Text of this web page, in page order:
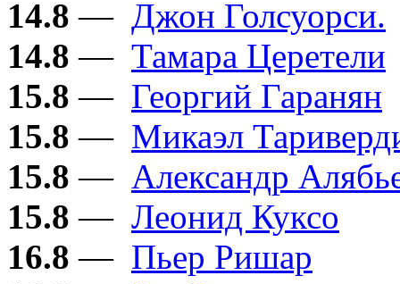
14.8 — Джон Голсуорси.
14.8 — Тамара Церетели
15.8 — Георгий Гаранян
15.8 — Микаэл
15.8 — Александр
15.8 — Леонид Куксо
16.8 — Пьер Ришар